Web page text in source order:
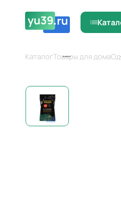
КаталогТовары для дома